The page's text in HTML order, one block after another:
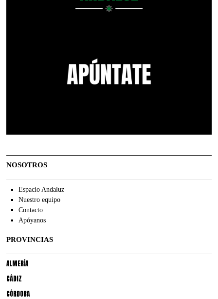
NOSOTROS
Espacio Andaluz
Nuestro equipo
Contacto
Apóyanos
PROVINCIAS
ALMERÍA
CÁDIZ
CÓRDOBA